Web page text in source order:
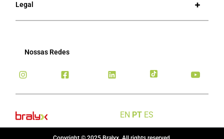
Legal
Nossas Redes
EN PT ES